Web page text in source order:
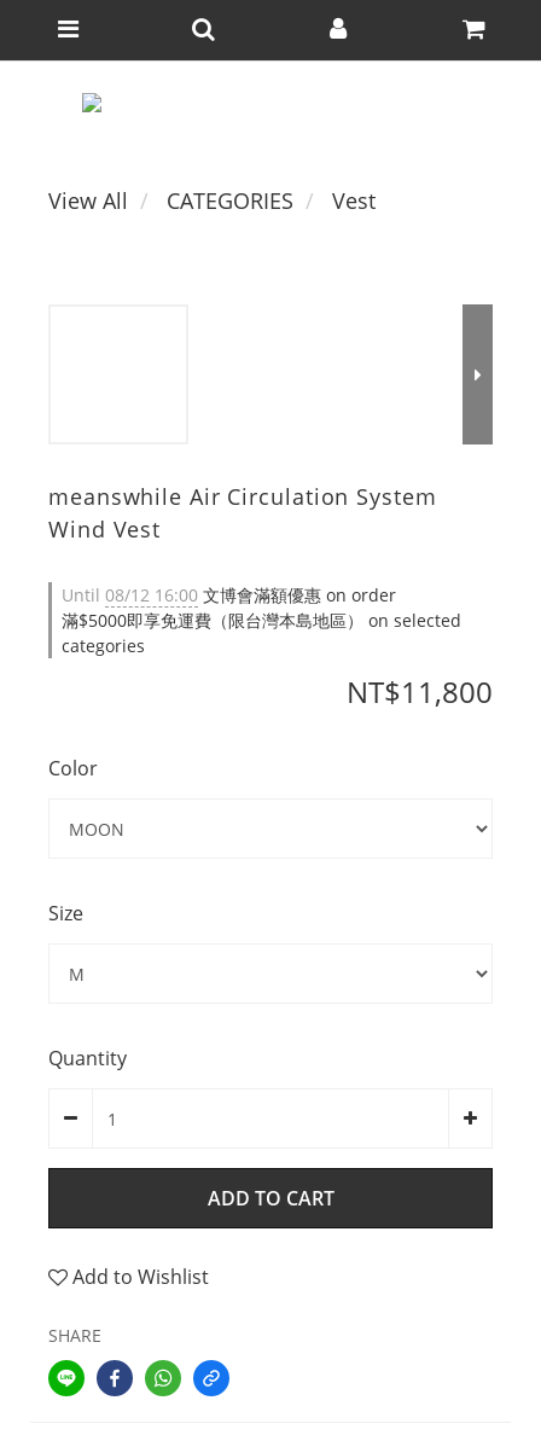
View All CATEGORIES Vest
meanswhile Air Circulation System
Wind Vest
Until 08/12 16:00 文博會滿額優惠 on order
滿$5000即享免運費（限台灣本島地區） on selected
categories
NT$11,800
Color
Size
Quantity
ADD TO CART
Add to Wishlist
SHARE